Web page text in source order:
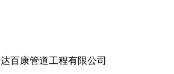
百康管道工程有限公司